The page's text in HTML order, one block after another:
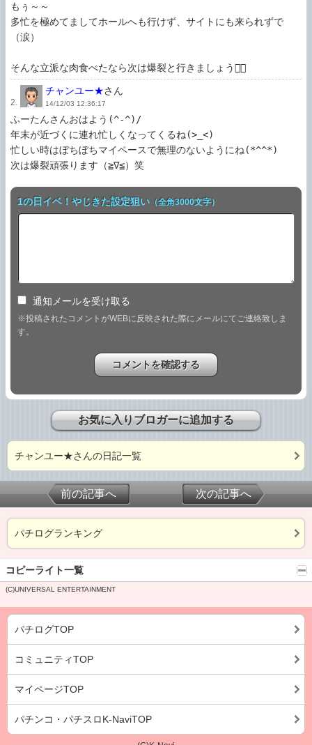
もぅ～～
多忙を極めてましてホールへも行けず、サイトにも来られずで
（涙）
そんな立派な肉食べたなら次は爆裂と行きましょう
2.
チャンユー★さん
14/12/03 12:36:17
ふーたんさんおはよう(^-^)/
年末が近づくに連れ忙しくなってくるね(>_<)
忙しい時はぼちぼちマイペースで無理のないようにね(*^^*)
次は爆裂頑張ります（≧∇≦）笑
1の日イベ！やじきた設定狙い （全角3000文字）
通知メールを受け取る
※投稿されたコメントがWEBに反映された際にメールにてご連絡致しま
す。
お気に入りブロガーに追加する
チャンユー★さんの日記一覧
前の記事へ 次の記事へ
パチログランキング
コピーライト一覧
(C)UNIVERSAL ENTERTAINMENT
パチログTOP
コミュニティTOP
マイページTOP
パチンコ・パチスロK-NaviTOP